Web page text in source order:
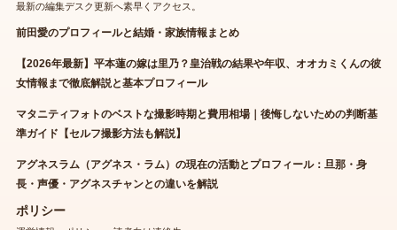
最新の編集デスク更新へ素早くアクセス。
前田愛のプロフィールと結婚・家族情報まとめ
【2026年最新】平本蓮の嫁は里乃？皇治戦の結果や年収、オオカミくんの彼
女情報まで徹底解説と基本プロフィール
マタニティフォトのベストな撮影時期と費用相場｜後悔しないための判断基
準ガイド【セルフ撮影方法も解説】
アグネスラム（アグネス・ラム）の現在の活動とプロフィール：旦那・身
長・声優・アグネスチャンとの違いを解説
ポリシー